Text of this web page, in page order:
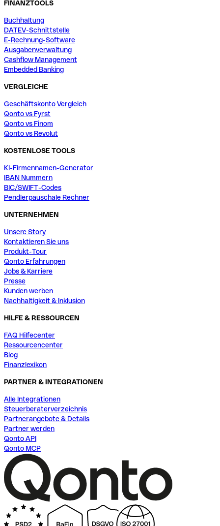
FINANZTOOLS
Buchhaltung
DATEV-Schnittstelle
E-Rechnung-Software
Ausgabenverwaltung
Cashflow Management
Embedded Banking
VERGLEICHE
Geschäftskonto Vergleich
Qonto vs Fyrst
Qonto vs Finom
Qonto vs Revolut
KOSTENLOSE TOOLS
KI-Firmennamen-Generator
IBAN Nummern
BIC/SWIFT-Codes
Pendlerpauschale Rechner
UNTERNEHMEN
Unsere Story
Kontaktieren Sie uns
Produkt-Tour
Qonto Erfahrungen
Jobs & Karriere
Presse
Kunden werben
Nachhaltigkeit & Inklusion
HILFE & RESSOURCEN
FAQ Hilfecenter
Ressourcencenter
Blog
Finanzlexikon
PARTNER & INTEGRATIONEN
Alle Integrationen
Steuerberaterverzeichnis
Partnerangebote & Details
Partner werden
Qonto API
Qonto MCP